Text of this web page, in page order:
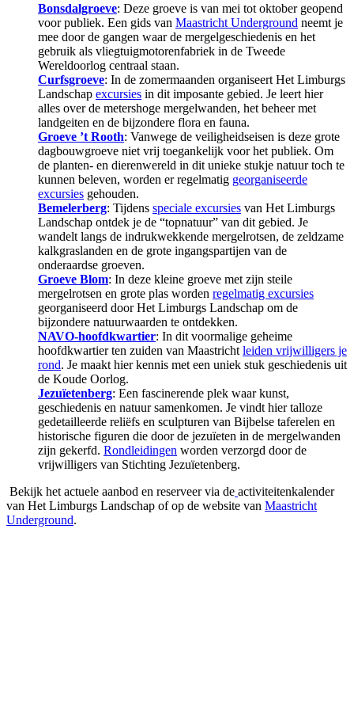
Bonsdalgroeve: Deze groeve is van mei tot oktober geopend
voor publiek. Een gids van Maastricht Underground neemt je
mee door de gangen waar de mergelgeschiedenis en het
gebruik als vliegtuigmotorenfabriek in de Tweede
Wereldoorlog centraal staan.
Curfsgroeve: In de zomermaanden organiseert Het Limburgs
Landschap excursies in dit imposante gebied. Je leert hier
alles over de metershoge mergelwanden, het beheer met
landgeiten en de bijzondere flora en fauna.
Groeve ’t Rooth: Vanwege de veiligheidseisen is deze grote
dagbouwgroeve niet vrij toegankelijk voor het publiek. Om
de planten- en dierenwereld in dit unieke stukje natuur toch te
kunnen beleven, worden er regelmatig georganiseerde
excursies gehouden.
Bemelerberg: Tijdens speciale excursies van Het Limburgs
Landschap ontdek je de “topnatuur” van dit gebied. Je
wandelt langs de indrukwekkende mergelrotsen, de zeldzame
kalkgraslanden en de grote ingangspartijen van de
onderaardse groeven.
Groeve Blom: In deze kleine groeve met zijn steile
mergelrotsen en grote plas worden regelmatig excursies
georganiseerd door Het Limburgs Landschap om de
bijzondere natuurwaarden te ontdekken.
NAVO-hoofdkwartier: In dit voormalige geheime
hoofdkwartier ten zuiden van Maastricht leiden vrijwilligers je
rond. Je maakt hier kennis met een uniek stuk geschiedenis uit
de Koude Oorlog.
Jezuïetenberg: Een fascinerende plek waar kunst,
geschiedenis en natuur samenkomen. Je vindt hier talloze
gedetailleerde reliëfs en sculpturen van Bijbelse taferelen en
historische figuren die door de jezuïeten in de mergelwanden
zijn gekerfd. Rondleidingen worden verzorgd door de
vrijwilligers van Stichting Jezuïetenberg.
Bekijk het actuele aanbod en reserveer via de activiteitenkalender
van Het Limburgs Landschap of op de website van Maastricht
Underground.